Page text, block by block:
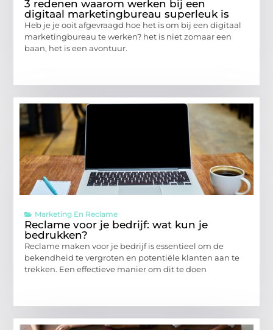
3 redenen waarom werken bij een
digitaal marketingbureau superleuk is
Heb je je ooit afgevraagd hoe het is om bij een digitaal
marketingbureau te werken? het is niet zomaar een
baan, het is een avontuur.
Marketing En Reclame
Reclame voor je bedrijf: wat kun je
bedrukken?
Reclame maken voor je bedrijf is essentieel om de
bekendheid te vergroten en potentiële klanten aan te
trekken. Een effectieve manier om dit te doen